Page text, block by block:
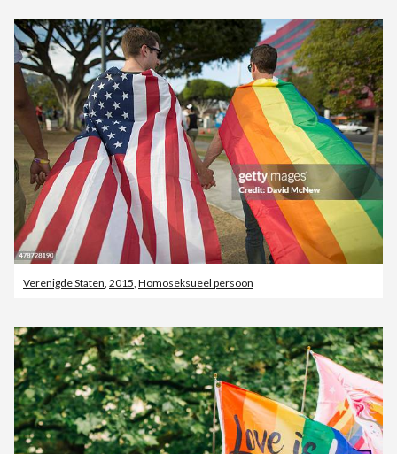
Verenigde Staten, 2015, Homoseksueel persoon